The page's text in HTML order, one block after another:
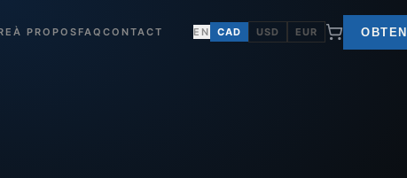
À PROPOSFAQCONTACT EN CAD USD EUR